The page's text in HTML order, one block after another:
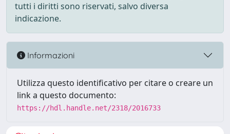
tutti i diritti sono riservati, salvo diversa
indicazione.
Informazioni
Utilizza questo identificativo per citare o creare un
link a questo documento:
https://hdl.handle.net/2318/2016733